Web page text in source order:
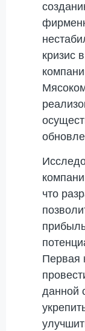
кризис
что
Первая
данной